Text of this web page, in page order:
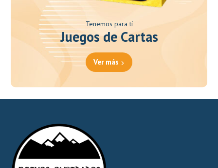
Tenemos para tí
Juegos de Cartas
Ver más